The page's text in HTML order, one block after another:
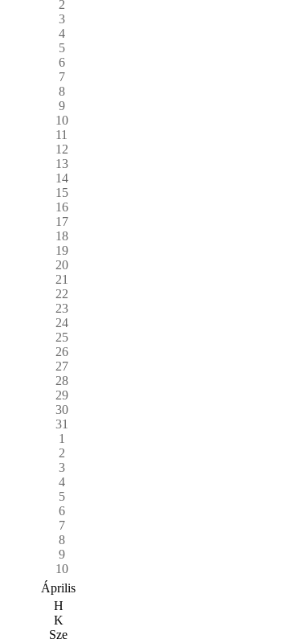
2
3
4
5
6
7
8
9
10
11
12
13
14
15
16
17
18
19
20
21
22
23
24
25
26
27
28
29
30
31
1
2
3
4
5
6
7
8
9
10
Április
H
K
Sze